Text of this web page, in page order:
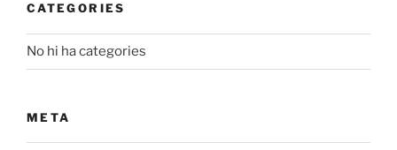
CATEGORIES
No hi ha categories
META